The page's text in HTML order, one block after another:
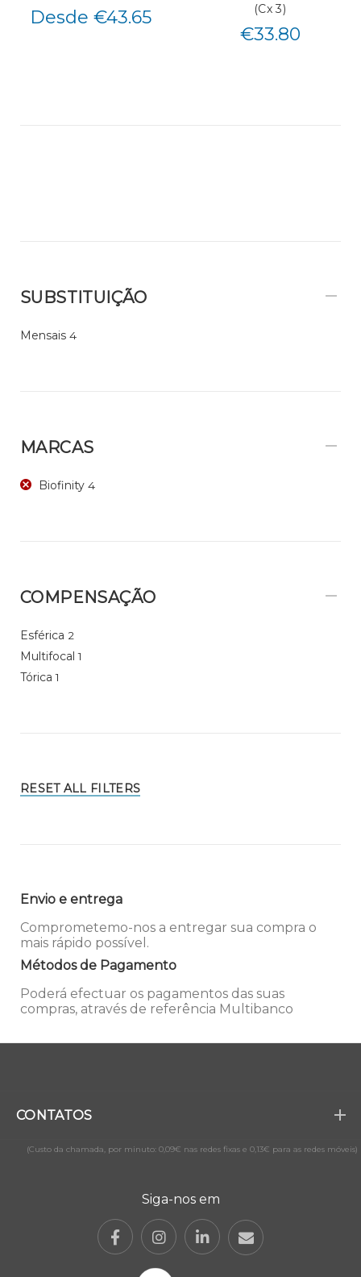
Desde €43.65
(Cx 3)
€33.80
SUBSTITUIÇÃO
Mensais 4
MARCAS
Biofinity 4
COMPENSAÇÃO
Esférica 2
Multifocal 1
Tórica 1
RESET ALL FILTERS
Envio e entrega
Comprometemo-nos a entregar sua compra o
mais rápido possível.
Métodos de Pagamento
Poderá efectuar os pagamentos das suas
compras, através de referência Multibanco
CONTATOS
(Custo da chamada, por minuto: 0,09€ nas redes fixas e 0,13€ para as redes móveis)
Siga-nos em